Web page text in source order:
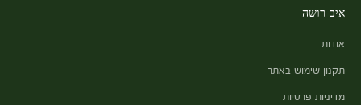
איב רושה
אודות
תקנון שימוש באתר
מדיניות פרטיות